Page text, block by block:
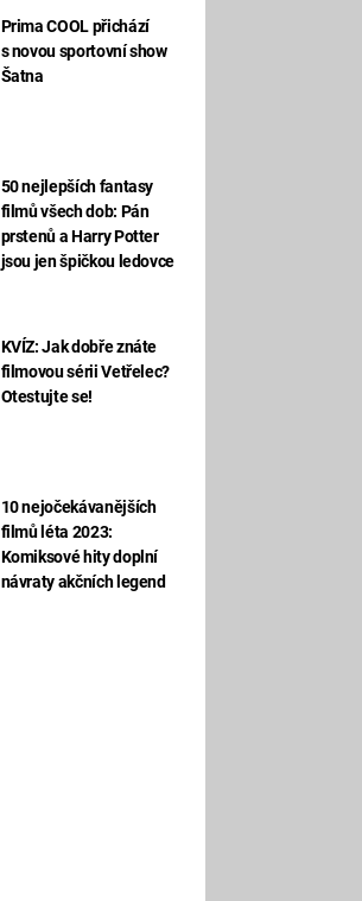
Prima COOL přichází
s novou sportovní show
Šatna
50 nejlepších fantasy
filmů všech dob: Pán
prstenů a Harry Potter
jsou jen špičkou ledovce
KVÍZ: Jak dobře znáte
filmovou sérii Vetřelec?
Otestujte se!
10 nejočekávanějších
filmů léta 2023:
Komiksové hity doplní
návraty akčních legend